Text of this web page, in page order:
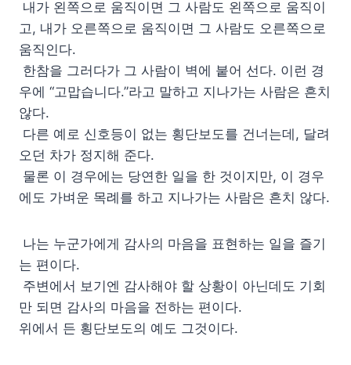
내가 왼쪽으로 움직이면 그 사람도 왼쪽으로 움직이
고, 내가 오른쪽으로 움직이면 그 사람도 오른쪽으로
움직인다.
한참을 그러다가 그 사람이 벽에 붙어 선다. 이런 경
우에 “고맙습니다.”라고 말하고 지나가는 사람은 흔치
않다.
다른 예로 신호등이 없는 횡단보도를 건너는데, 달려
오던 차가 정지해 준다.
물론 이 경우에는 당연한 일을 한 것이지만, 이 경우
에도 가벼운 목례를 하고 지나가는 사람은 흔치 않다.
나는 누군가에게 감사의 마음을 표현하는 일을 즐기
는 편이다.
주변에서 보기엔 감사해야 할 상황이 아닌데도 기회
만 되면 감사의 마음을 전하는 편이다.
위에서 든 횡단보도의 예도 그것이다.